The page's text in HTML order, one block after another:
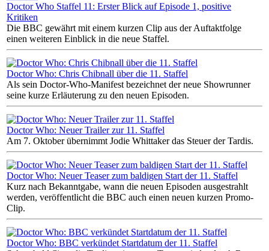
Doctor Who Staffel 11: Erster Blick auf Episode 1, positive
Kritiken
Die BBC gewährt mit einem kurzen Clip aus der Auftaktfolge
einen weiteren Einblick in die neue Staffel.
Doctor Who: Chris Chibnall über die 11. Staffel
Als sein Doctor-Who-Manifest bezeichnet der neue Showrunner
seine kurze Erläuterung zu den neuen Episoden.
Doctor Who: Neuer Trailer zur 11. Staffel
Am 7. Oktober übernimmt Jodie Whittaker das Steuer der Tardis.
Doctor Who: Neuer Teaser zum baldigen Start der 11. Staffel
Kurz nach Bekanntgabe, wann die neuen Episoden ausgestrahlt
werden, veröffentlicht die BBC auch einen neuen kurzen Promo-
Clip.
Doctor Who: BBC verkündet Startdatum der 11. Staffel